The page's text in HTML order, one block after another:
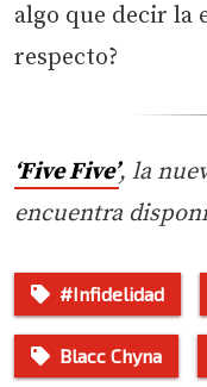
algo que decir la
respecto?
‘Five Five’, la
encuentra
#Infidelidad
Blacc Chyna